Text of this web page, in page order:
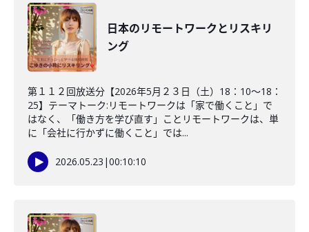
日本のリモートワークとリスキリ
ング
第１１２回放送分【2026年5月２３日（土）18：10～18：
25】テーマトーク:リモートワークは「家で働くこと」で
はなく、「働き方を学び直す」ことリモートワークは、単
に「会社に行かずに働くこと」では...
2026.05.23 |00:10:10